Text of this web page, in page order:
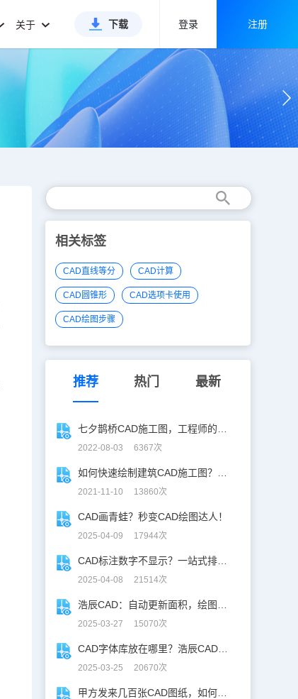
关于 下载 登录 注册
相关标签
CAD直线等分 CAD计算
CAD圆锥形 CAD选项卡使用
CAD绘图步骤
推荐 热门 最新
2022-08-03 6367次
2021-11-10 13860次
CAD画青蛙？秒变CAD绘图达人！
2025-04-09 17944次
2025-04-08 21514次
2025-03-27 15070次
2025-03-25 20670次